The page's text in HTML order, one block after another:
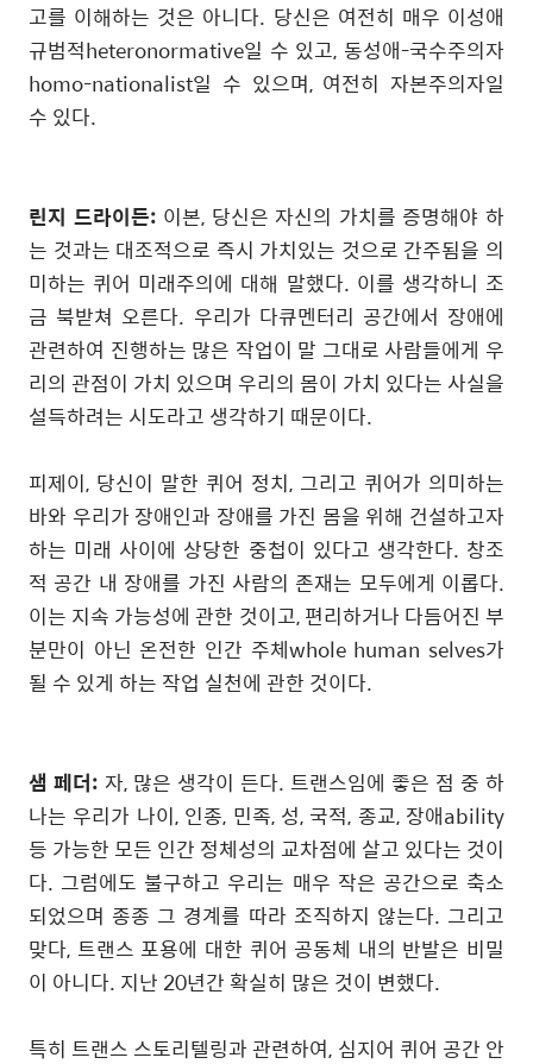
고를 이해하는 것은 아니다. 당신은 여전히 매우 이성애
규범적heteronormative일 수 있고, 동성애-국수주의자
homo-nationalist일 수 있으며, 여전히 자본주의자일
수 있다.
린지 드라이든: 이본, 당신은 자신의 가치를 증명해야 하
는 것과는 대조적으로 즉시 가치있는 것으로 간주됨을 의
미하는 퀴어 미래주의에 대해 말했다. 이를 생각하니 조
금 북받쳐 오른다. 우리가 다큐멘터리 공간에서 장애에
관련하여 진행하는 많은 작업이 말 그대로 사람들에게 우
리의 관점이 가치 있으며 우리의 몸이 가치 있다는 사실을
설득하려는 시도라고 생각하기 때문이다.
피제이, 당신이 말한 퀴어 정치, 그리고 퀴어가 의미하는
바와 우리가 장애인과 장애를 가진 몸을 위해 건설하고자
하는 미래 사이에 상당한 중첩이 있다고 생각한다. 창조
적 공간 내 장애를 가진 사람의 존재는 모두에게 이롭다.
이는 지속 가능성에 관한 것이고,편리하거나 다듬어진 부
분만이 아닌 온전한 인간 주체whole human selves가
될 수 있게 하는 작업 실천에 관한 것이다.
샘 페더: 자, 많은 생각이 든다. 트랜스임에 좋은 점 중 하
나는 우리가 나이, 인종, 민족, 성, 국적, 종교, 장애ability
등 가능한 모든 인간 정체성의 교차점에 살고 있다는 것이
다. 그럼에도 불구하고 우리는 매우 작은 공간으로 축소
되었으며 종종 그 경계를 따라 조직하지 않는다. 그리고
맞다, 트랜스 포용에 대한 퀴어 공동체 내의 반발은 비밀
이 아니다. 지난 20년간 확실히 많은 것이 변했다.
특히 트랜스 스토리텔링과 관련하여, 심지어 퀴어 공간 안